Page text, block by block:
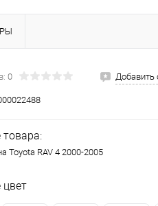
0 Добавить
товара:
Toyota RAV 4 2000-2005
цвет